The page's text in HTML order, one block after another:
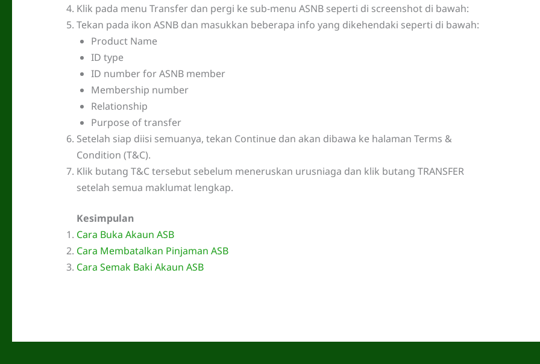
Klik pada menu Transfer dan pergi ke sub-menu ASNB seperti di screenshot di bawah:
Tekan pada ikon ASNB dan masukkan beberapa info yang dikehendaki seperti di bawah:
Product Name
ID type
ID number for ASNB member
Membership number
Relationship
Purpose of transfer
Setelah siap diisi semuanya, tekan Continue dan akan dibawa ke halaman Terms &
Condition (T&C).
Klik butang T&C tersebut sebelum meneruskan urusniaga dan klik butang TRANSFER
setelah semua maklumat lengkap.
Kesimpulan
Cara Buka Akaun ASB
Cara Membatalkan Pinjaman ASB
Cara Semak Baki Akaun ASB